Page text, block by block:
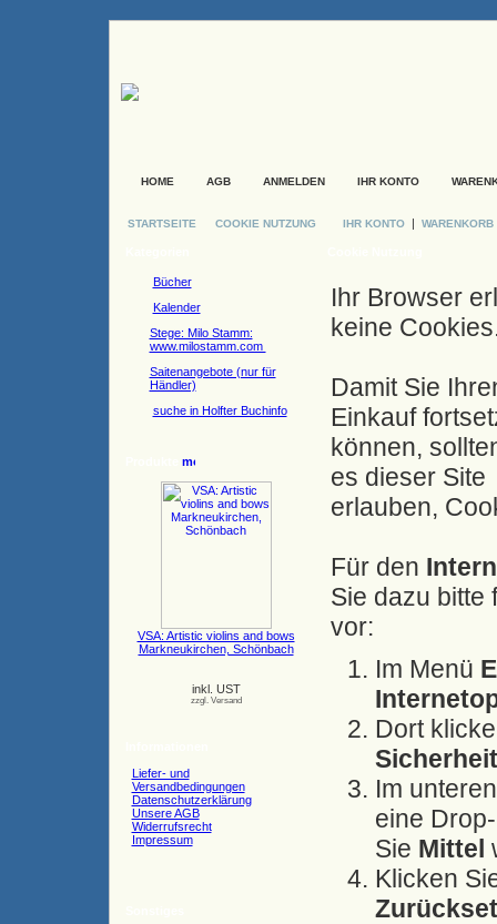
HOME AGB ANMELDEN IHR KONTO
STARTSEITE COOKIE NUTZUNG IHR KONTO| WARENKORB
Bücher
Kalender
Stege: Milo Stamm:
www.milostamm.com
Saitenangebote (nur für
Händler)
suche in Holfter Buchinfo
VSA: Artistic violins and bows
Markneukirchen, Schönbach
inkl. UST
zzgl. Versand
Liefer- und
Versandbedingungen
Datenschutzerklärung
Unsere AGB
Widerrufsrecht
Impressum
Ihr Browser
keine
Damit Sie
Einkauf
können,
es dieser Site
erlauben,
Für den
Sie dazu bitte
vor:
Im Menü
Dort
Im
eine
Sie Mittel
Klicken